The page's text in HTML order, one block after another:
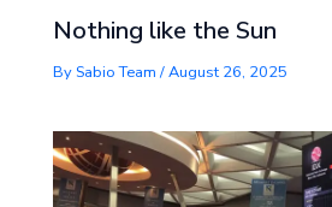
Nothing like the Sun
By Sabio Team/August 26, 2025